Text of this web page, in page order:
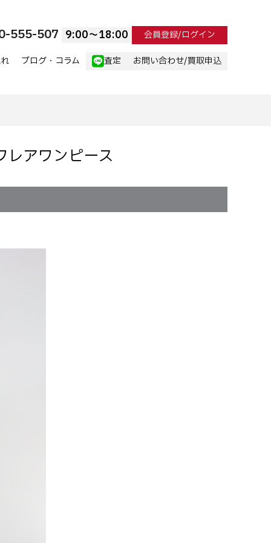
555-507 9:00〜18:00 会員登録/ログイン
ブログ・コラム 査定 お問い合わせ/買取申込
レアワンピース